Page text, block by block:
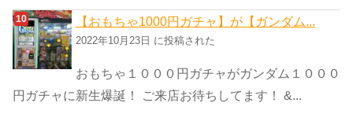
【おもちゃ1000円ガチャ】が【ガンダム...
2022年10月23日 に投稿された
おもちゃ１０００円ガチャがガンダム１０００
円ガチャに新生爆誕！ ご来店お待ちしてます！ &...